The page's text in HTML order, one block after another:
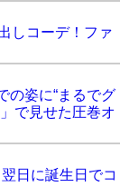
しコーデ！ファ
の姿に“まるでグ
で見せた圧巻オ
日に誕生日でコ